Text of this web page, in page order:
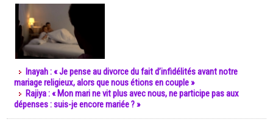
Inayah : « Je pense au divorce du fait d’infidélités avant notre
mariage religieux, alors que nous étions en couple »
Rajiya : « Mon mari ne vit plus avec nous, ne participe pas aux
dépenses : suis-je encore mariée ? »